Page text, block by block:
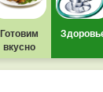
Готовим
вкусно